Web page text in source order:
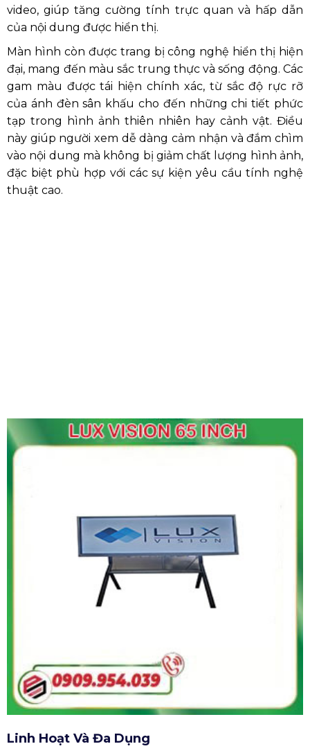
video, giúp tăng cường tính trực quan và hấp dẫn
của nội dung được hiển thị.
Màn hình còn được trang bị công nghệ hiển thị hiện
đại, mang đến màu sắc trung thực và sống động. Các
gam màu được tái hiện chính xác, từ sắc độ rực rỡ
của ánh đèn sân khấu cho đến những chi tiết phức
tạp trong hình ảnh thiên nhiên hay cảnh vật. Điều
này giúp người xem dễ dàng cảm nhận và đắm chìm
vào nội dung mà không bị giảm chất lượng hình ảnh,
đặc biệt phù hợp với các sự kiện yêu cầu tính nghệ
thuật cao.
Linh Hoạt Và Đa Dụng
Việc thuê màn hình Lux Vision 65 inch rất linh hoạt,
đáp ứng cho mọi loại sự kiện, từ hội nghị doanh
nghiệp, buổi thuyết trình, đến triển lãm và tiệc cưới.
Màn hình lớn không chỉ hỗ trợ trình chiếu thông tin
mà còn tạo điểm nhấn hiện đại và chuyên nghiệp cho
Trong các buổi hội nghị, đây sẽ là công cụ đắc lực
cho việc thuyết trình, báo cáo các nội dung một cách
rõ nét và mang đến cho người thuyết trình cảm giác
đầu tư và nỗ lực hết mình cho ngày quan trọng này.